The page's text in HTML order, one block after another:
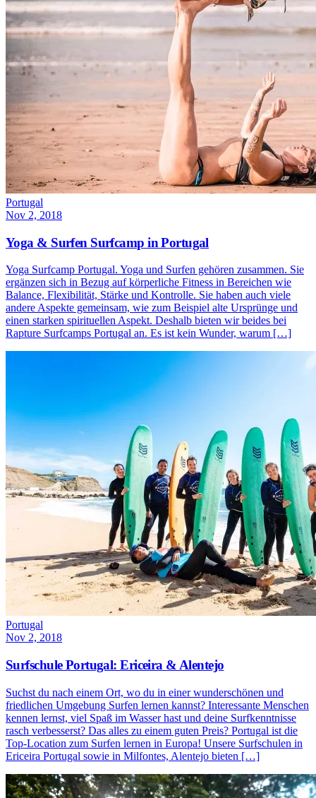
Portugal
Nov 2, 2018
Yoga & Surfen Surfcamp in Portugal
Yoga Surfcamp Portugal. Yoga und Surfen gehören zusammen. Sie
ergänzen sich in Bezug auf körperliche Fitness in Bereichen wie
Balance, Flexibilität, Stärke und Kontrolle. Sie haben auch viele
andere Aspekte gemeinsam, wie zum Beispiel alte Ursprünge und
einen starken spirituellen Aspekt. Deshalb bieten wir beides bei
Rapture Surfcamps Portugal an. Es ist kein Wunder, warum […]
Portugal
Nov 2, 2018
Surfschule Portugal: Ericeira & Alentejo
Suchst du nach einem Ort, wo du in einer wunderschönen und
friedlichen Umgebung Surfen lernen kannst? Interessante Menschen
kennen lernst, viel Spaß im Wasser hast und deine Surfkenntnisse
rasch verbesserst? Das alles zu einem guten Preis? Portugal ist die
Top-Location zum Surfen lernen in Europa! Unsere Surfschulen in
Ericeira Portugal sowie in Milfontes, Alentejo bieten […]